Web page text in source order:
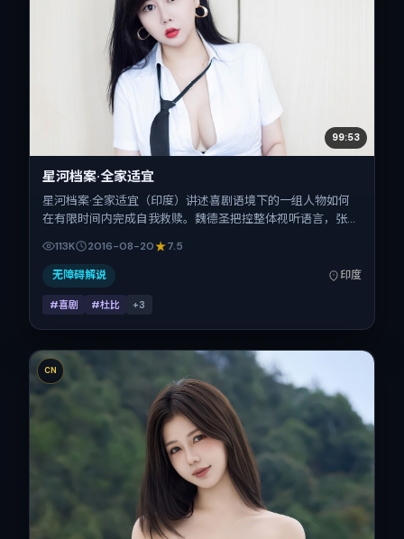
99:53
星河档案·全家适宜
星河档案·全家适宜（印度）讲述喜剧语境下的一组人物如何
在有限时间内完成自我救赎。魏德圣把控整体视听语言，张
层次丰富。影片定于 2016-08-20 起陆续登陆院线与网络平
台，暑期档公映，片长112分钟。
113K 2016-08-20 7.5
无障碍解说 印度
#喜剧 #杜比 +3
CN